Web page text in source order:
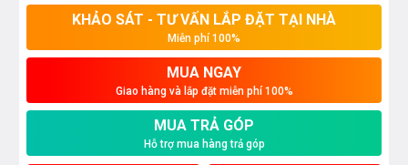
KHẢO SÁT - TƯ VẤN LẮP ĐẶT TẠI NHÀ
Miễn phí 100%
MUA NGAY
Giao hàng và lắp đặt miễn phí 100%
MUA TRẢ GÓP
Hỗ trợ mua hàng trả góp